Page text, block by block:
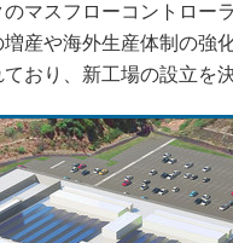
マスフローコントロー
産や海外生産体制の強
おり、新工場の設立を決